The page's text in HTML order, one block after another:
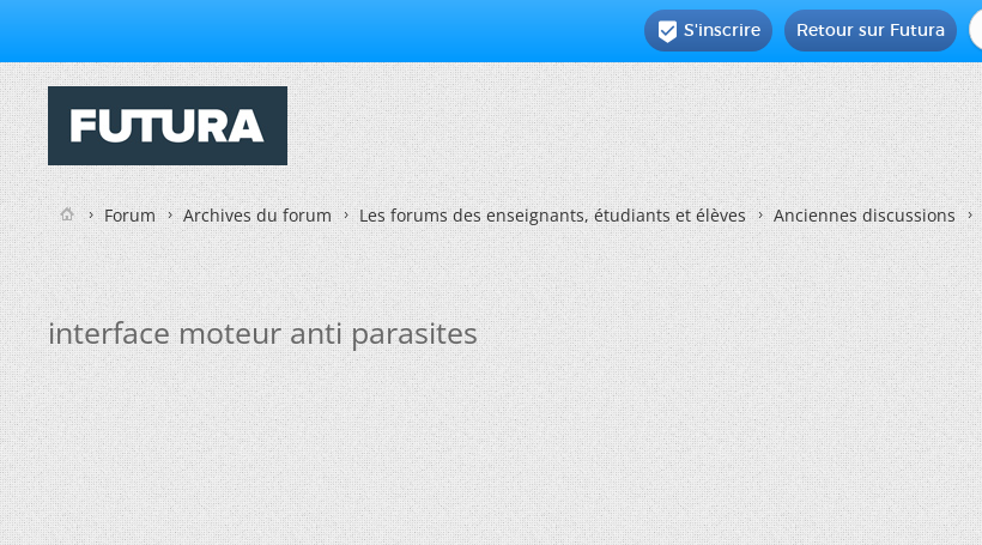
Retour sur Futura
 S'inscrire
Forum Archives du forum Les forums des enseignants, étudiants et élèves Anciennes discussions
interface moteur anti parasites